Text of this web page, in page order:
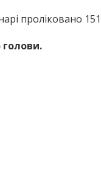
проліковано
голови.